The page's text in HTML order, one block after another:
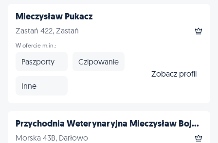
Mieczysław Pukacz
Zastań 422, Zastań
W ofercie m.in.:
Paszporty Czipowanie
Inne
Zobacz profil
Przychodnia Weterynaryjna Mieczysław Boj...
Morska 43B, Darłowo